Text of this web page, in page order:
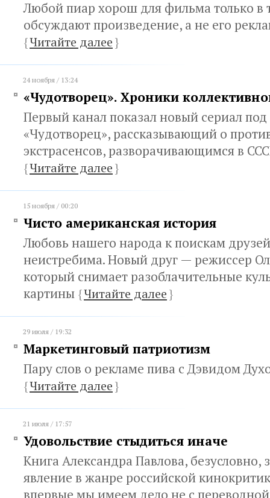
Любой пиар хорош для фильма только в
обсуждают произведение, а не его
{Читайте далее}
24 ноября / 13:24
«Чудотворец». Хроники
Первый канал показал новый сериал
«Чудотворец», рассказывающий о
экстрасенсов, разворачивающимся в
{Читайте далее}
15 ноября / 00:20
Чисто американская история
Любовь нашего народа к поискам
неистребима. Новый друг — режиссер
который снимает разоблачительные
картины {Читайте далее}
29 июля / 19:32
Маркетинговый патриотизм
Пару слов о рекламе пива с Дэвидом
{Читайте далее}
21 июля / 17:57
Удовольствие стыдиться иначе
Книга Александра Павлова, безусловно,
явление в жанре российской
впервые мы имеем дело не с